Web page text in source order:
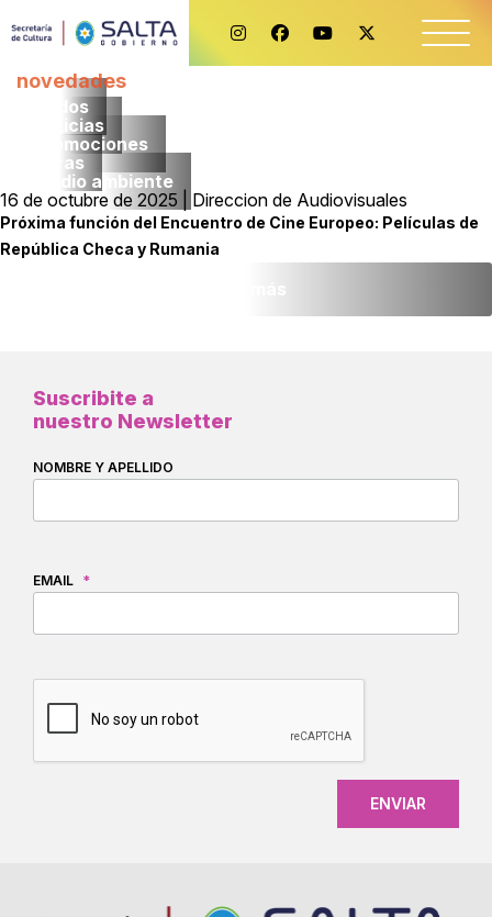
novedades
Todos
noticias
promociones
obras
medio ambiente
16 de octubre de 2025 | Direccion de Audiovisuales
Próxima función del Encuentro de Cine Europeo: Películas de
República Checa y Rumania
Suscribite a
nuestro Newsletter
NOMBRE Y APELLIDO
EMAIL *